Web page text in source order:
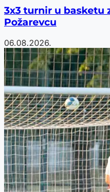
3x3 turnir u basketu
Požarevcu
06.08.2026.